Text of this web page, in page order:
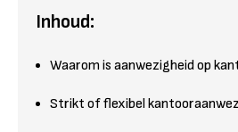
Inhoud:
Waarom is aanwezigheid op
Strikt of flexibel